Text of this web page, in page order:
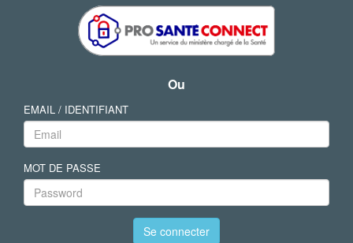
Ou
EMAIL / IDENTIFIANT
MOT DE PASSE
Se connecter